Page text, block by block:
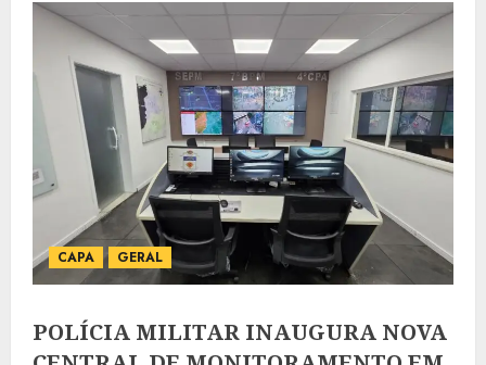
CAPA GERAL
POLÍCIA MILITAR INAUGURA NOVA